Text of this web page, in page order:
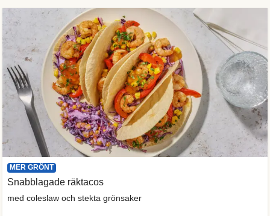
MER GRÖNT
Snabblagade räktacos
med coleslaw och stekta grönsaker